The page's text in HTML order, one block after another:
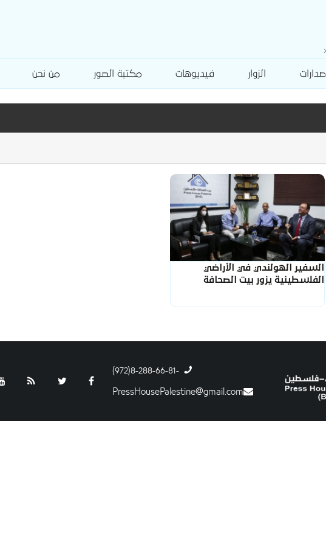
إصدارات الزوار فيديوهات مكتبة الصور من نحن
السفير الهولندي في الأراضي
الفلسطينية يزور بيت الصحافة
-8-288-66-81(972)
PressHousePalestine@gmail.com